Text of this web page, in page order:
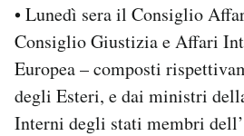
• Lunedì sera il Consiglio
Consiglio Giustizia e Affari
Europea – composti
degli Esteri, e dai ministri
Interni degli stati membri